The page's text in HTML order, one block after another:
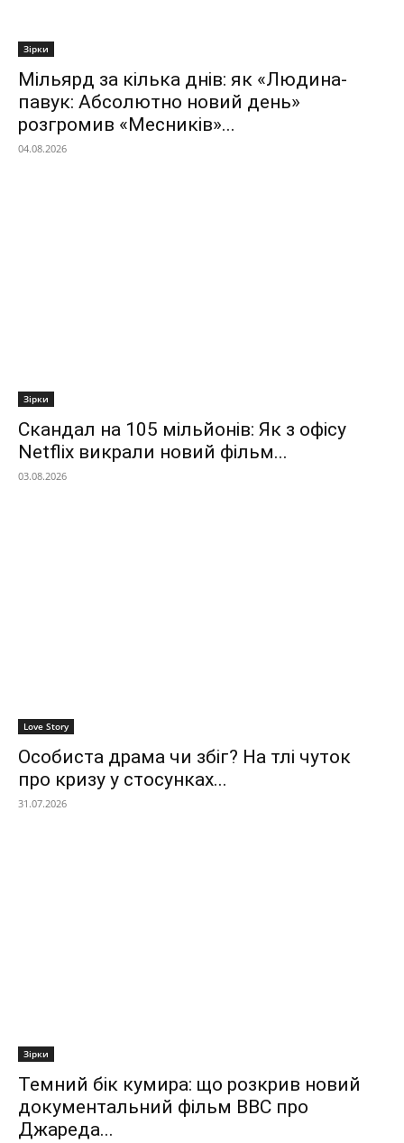
Зірки
Мільярд за кілька днів: як «Людина-
павук: Абсолютно новий день»
розгромив «Месників»...
04.08.2026
Зірки
Скандал на 105 мільйонів: Як з офісу
Netflix викрали новий фільм...
03.08.2026
Love Story
Особиста драма чи збіг? На тлі чуток
про кризу у стосунках...
31.07.2026
Зірки
Темний бік кумира: що розкрив новий
документальний фільм ВВС про
Джареда...